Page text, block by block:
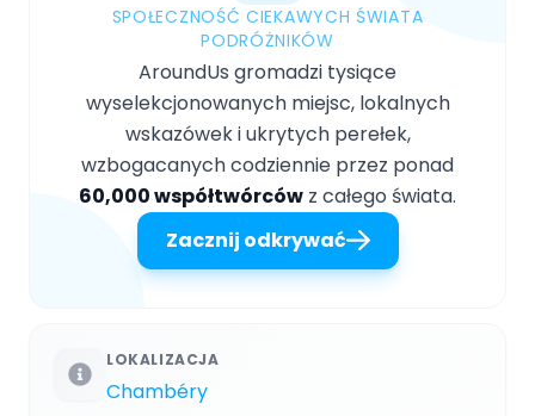
SPOŁECZNOŚĆ CIEKAWYCH ŚWIATA
PODRÓŻNIKÓW
AroundUs gromadzi tysiące
wyselekcjonowanych miejsc, lokalnych
wskazówek i ukrytych perełek,
wzbogacanych codziennie przez ponad
60,000 współtwórców z całego świata.
Zacznij odkrywać
LOKALIZACJA
Chambéry